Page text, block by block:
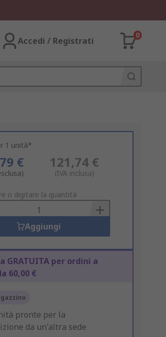
Accedi / Registrati
0
1 unità*
€ 121,74 €
(IVA inclusa)
o digitare la quantità
Aggiungi
GRATUITA per ordini a
60,00 €
pronte per la
da un'altra sede